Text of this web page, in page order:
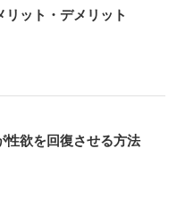
リット・デメリット
性欲を回復させる方法